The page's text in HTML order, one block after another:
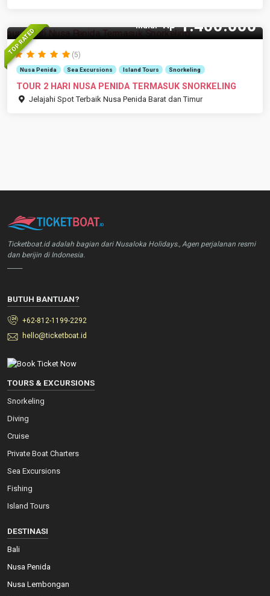
TOP RATED
Mulai Rp1.400.000
(5)
Nusa Penida Sea Excursions Island Tours Snorkeling
TOUR 2 HARI NUSA PENIDA TERMASUK SNORKELING
Jelajahi Spot Terbaik Nusa Penida Barat dan Timur
Ticketboat.id adalah bagian dari Nusaloka Holidays., Agen perjalanan resmi
dan berijin di Indonesia.
BUTUH BANTUAN?
+62-812-1199-2292
hello@ticketboat.id
TOURS & EXCURSIONS
Snorkeling
Diving
Cruise
Private Boat Charters
Sea Excursions
Fishing
Island Tours
DESTINASI
Bali
Nusa Penida
Nusa Lembongan